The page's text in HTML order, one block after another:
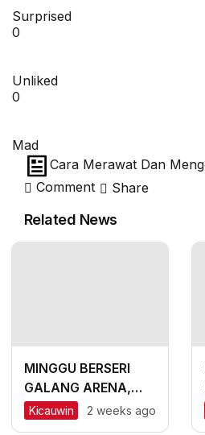
Surprised
0
Unliked
0
Mad
Cara Merawat Dan
Batu Yang Nyilet
Comment Share
Related News
MINGGU BERSERI
GALANG ARENA,
KEPANJEN â
Kicauwin 2 weeks ago